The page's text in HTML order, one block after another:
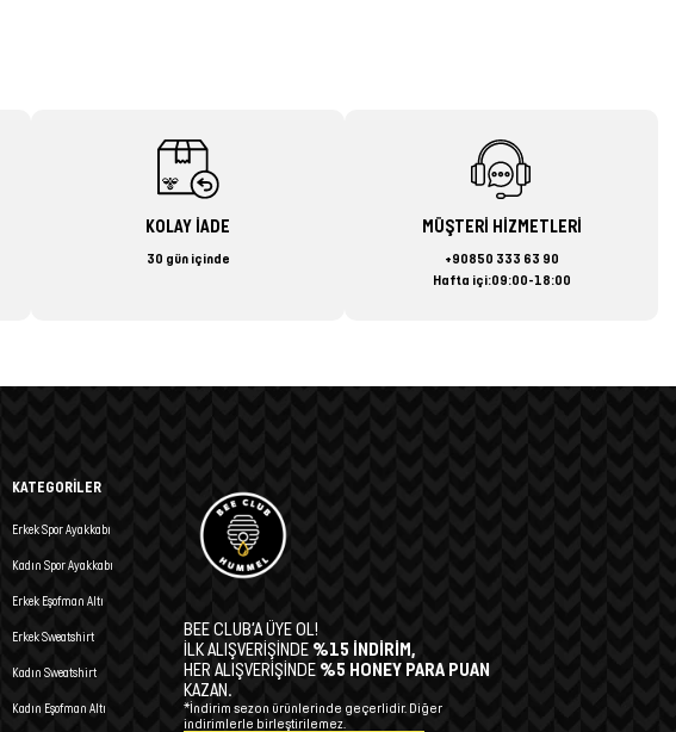
KOLAY İADE
30 gün içinde
MÜŞTERİ HİZMETLERİ
+90850 333 63 90
Hafta içi:09:00-18:00
KATEGORİLER
Erkek Spor Ayakkabı
Kadın Spor Ayakkabı
Erkek Eşofman Altı
Erkek Sweatshirt
Kadın Sweatshirt
Kadın Eşofman Altı
BEE CLUB’A ÜYE OL!
İLK ALIŞVERİŞİNDE %15 İNDİRİM,
HER ALIŞVERİŞİNDE %5 HONEY PARA PUAN
KAZAN.
*İndirim sezon ürünlerinde geçerlidir. Diğer
indirimlerle birleştirilemez.